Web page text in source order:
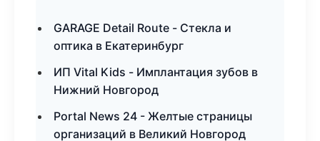
GARAGE Detail Route - Стекла и
оптика в Екатеринбург
ИП Vital Kids - Имплантация зубов в
Нижний Новгород
Portal News 24 - Желтые страницы
организаций в Великий Новгород